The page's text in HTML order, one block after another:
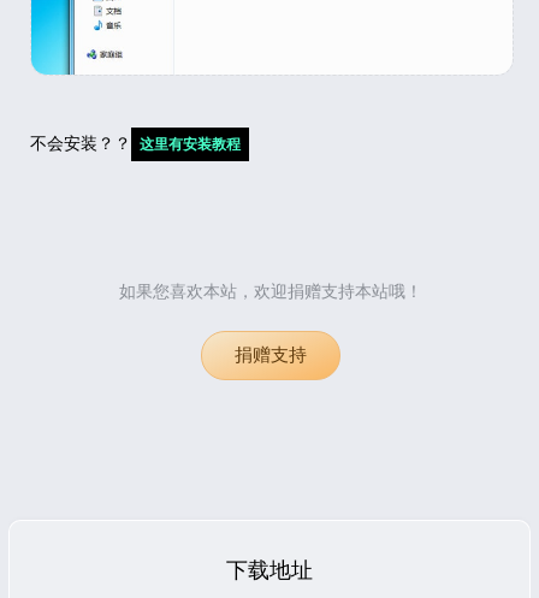
不会安装？？ 这里有安装教程
如果您喜欢本站，欢迎捐赠支持本站哦！
捐赠支持
下载地址